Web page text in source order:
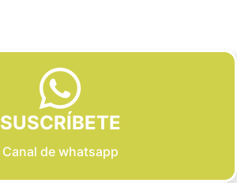
SUSCRÍBETE
Canal de whatsapp